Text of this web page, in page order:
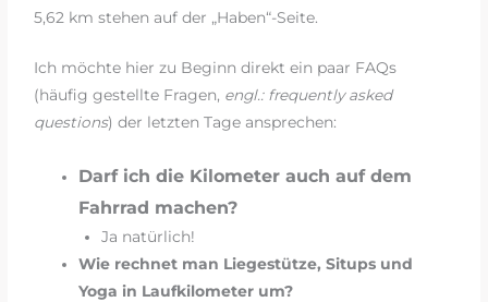
5,62 km stehen auf der „Haben“-Seite.
Ich möchte hier zu Beginn direkt ein paar FAQs
(häufig gestellte Fragen, engl.: frequently asked
questions) der letzten Tage ansprechen:
Darf ich die Kilometer auch auf dem
Fahrrad machen?
Ja natürlich!
Wie rechnet man Liegestütze, Situps und
Yoga in Laufkilometer um?